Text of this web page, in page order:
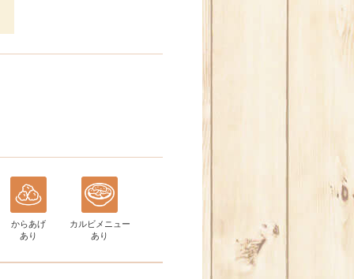
からあげ
あり
カルビメニュー
あり